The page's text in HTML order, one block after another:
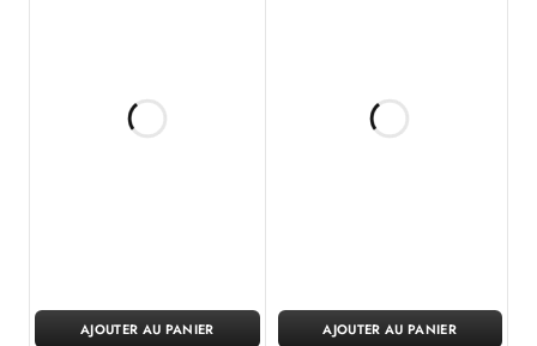
AJOUTER AU PANIER AJOUTER AU PANIER